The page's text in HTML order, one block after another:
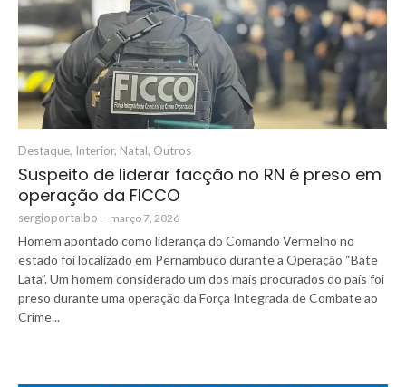
Destaque, Interior, Natal, Outros
Suspeito de liderar facção no RN é preso em
operação da FICCO
sergioportalbo - março 7, 2026
Homem apontado como liderança do Comando Vermelho no
estado foi localizado em Pernambuco durante a Operação “Bate
Lata”. Um homem considerado um dos mais procurados do país foi
preso durante uma operação da Força Integrada de Combate ao
Crime...